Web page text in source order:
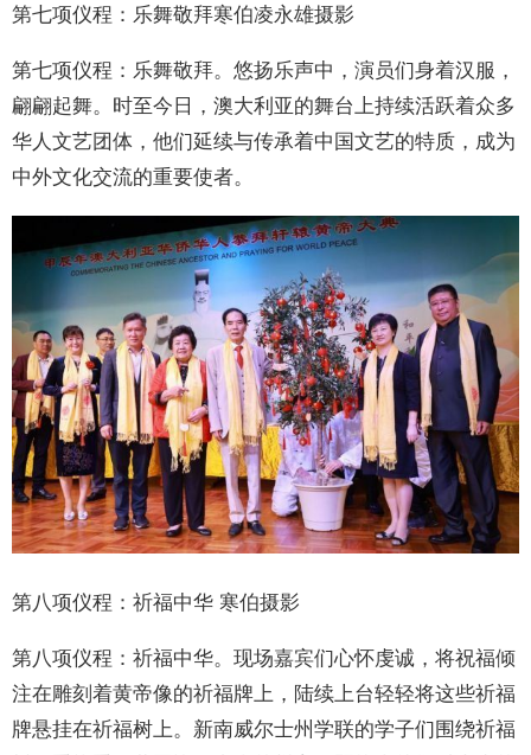
第七项仪程：乐舞敬拜寒伯凌永雄摄影
第七项仪程：乐舞敬拜。悠扬乐声中，演员们身着汉服，
翩翩起舞。时至今日，澳大利亚的舞台上持续活跃着众多
华人文艺团体，他们延续与传承着中国文艺的特质，成为
中外文化交流的重要使者。
第八项仪程：祈福中华 寒伯摄影
第八项仪程：祈福中华。现场嘉宾们心怀虔诚，将祝福倾
注在雕刻着黄帝像的祈福牌上，陆续上台轻轻将这些祈福
牌悬挂在祈福树上。新南威尔士州学联的学子们围绕祈福